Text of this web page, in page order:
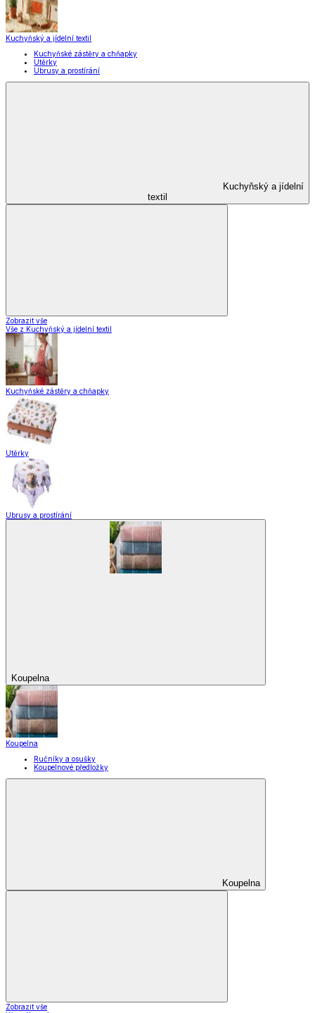
Kuchyňský a jídelní textil
Kuchyňské zástěry a chňapky
Utěrky
Ubrusy a prostírání
Kuchyňský a jídelní
textil
Zobrazit vše
Vše z Kuchyňský a jídelní textil
Kuchyňské zástěry a chňapky
Utěrky
Ubrusy a prostírání
Koupelna
Koupelna
Ručníky a osušky
Koupelnové předložky
Koupelna
Zobrazit vše